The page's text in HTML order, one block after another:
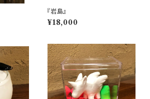
『岩島』
¥18,000